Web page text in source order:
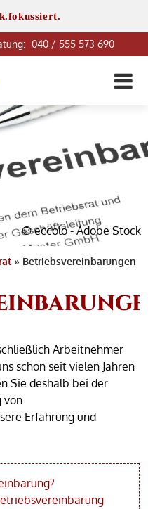
040 / 555 573 690
© eccolo - Adobe Stock
» Betriebsvereinbarungen
Arbeitnehmer
schon seit vielen Jahren
Sie deshalb bei der
von
Erfahrung und